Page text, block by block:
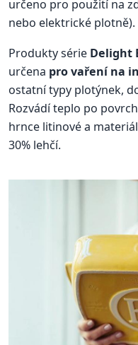
určeno pro použití na
nebo elektrické plotně).
Produkty série Delight
určena pro vaření na
ostatní typy plotýnek,
Rozvádí teplo po
hrnce litinové a
30% lehčí.